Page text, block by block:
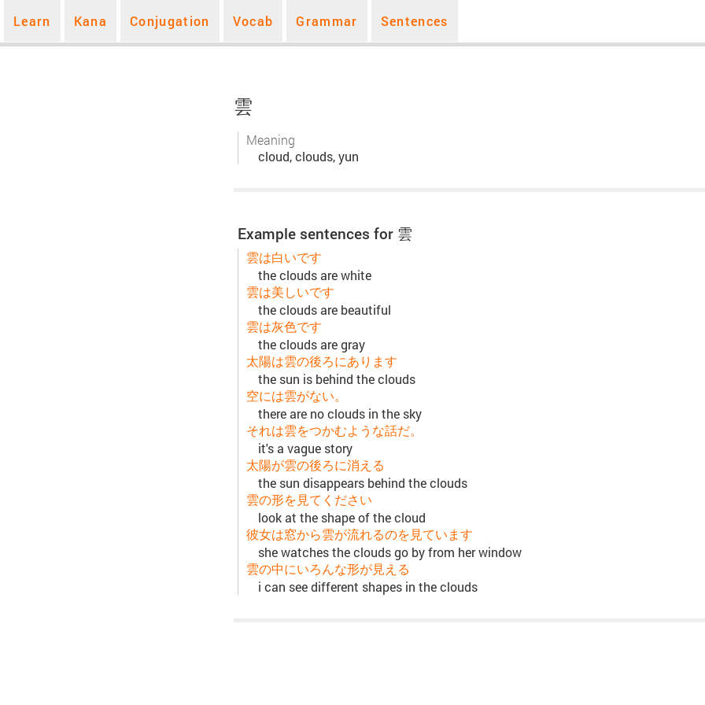
Learn Kana Conjugation Vocab Grammar Sentences
雲
Meaning
cloud, clouds, yun
Example sentences for 雲
雲は白いです
the clouds are white
雲は美しいです
the clouds are beautiful
雲は灰色です
the clouds are gray
太陽は雲の後ろにあります
the sun is behind the clouds
空には雲がない。
there are no clouds in the sky
それは雲をつかむような話だ。
it's a vague story
太陽が雲の後ろに消える
the sun disappears behind the clouds
雲の形を見てください
look at the shape of the cloud
彼女は窓から雲が流れるのを見ています
she watches the clouds go by from her window
雲の中にいろんな形が見える
i can see different shapes in the clouds